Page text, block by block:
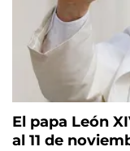
El papa León
al 11 de